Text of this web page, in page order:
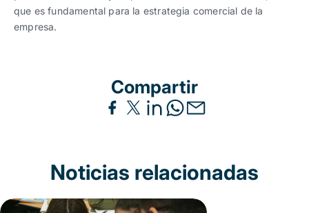
que es fundamental para la estrategia comercial de la
empresa.
Compartir
Noticias relacionadas